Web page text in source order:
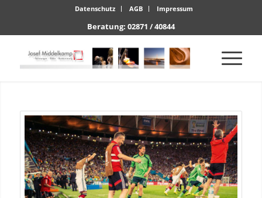
Datenschutz AGB Impressum
Beratung: 02871 / 40844